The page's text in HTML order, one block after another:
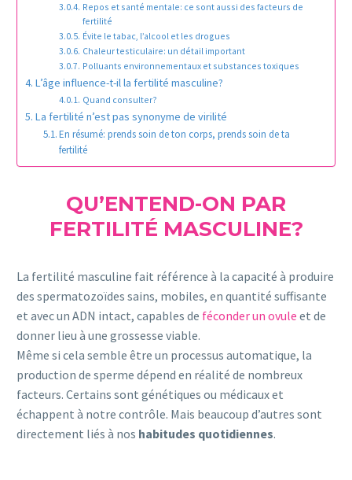
Repos et santé mentale: ce sont aussi des facteurs de
fertilité
Évite le tabac, l’alcool et les drogues
Chaleur testiculaire: un détail important
Polluants environnementaux et substances toxiques
L’âge influence-t-il la fertilité masculine?
Quand consulter?
La fertilité n’est pas synonyme de virilité
En résumé: prends soin de ton corps, prends soin de ta
fertilité
QU’ENTEND-ON PAR
FERTILITÉ MASCULINE?
La fertilité masculine fait référence à la capacité à produire
des spermatozoïdes sains, mobiles, en quantité suffisante
et avec un ADN intact, capables de féconder un ovule et de
donner lieu à une grossesse viable.
Même si cela semble être un processus automatique, la
production de sperme dépend en réalité de nombreux
facteurs. Certains sont génétiques ou médicaux et
échappent à notre contrôle. Mais beaucoup d’autres sont
directement liés à nos habitudes quotidiennes.